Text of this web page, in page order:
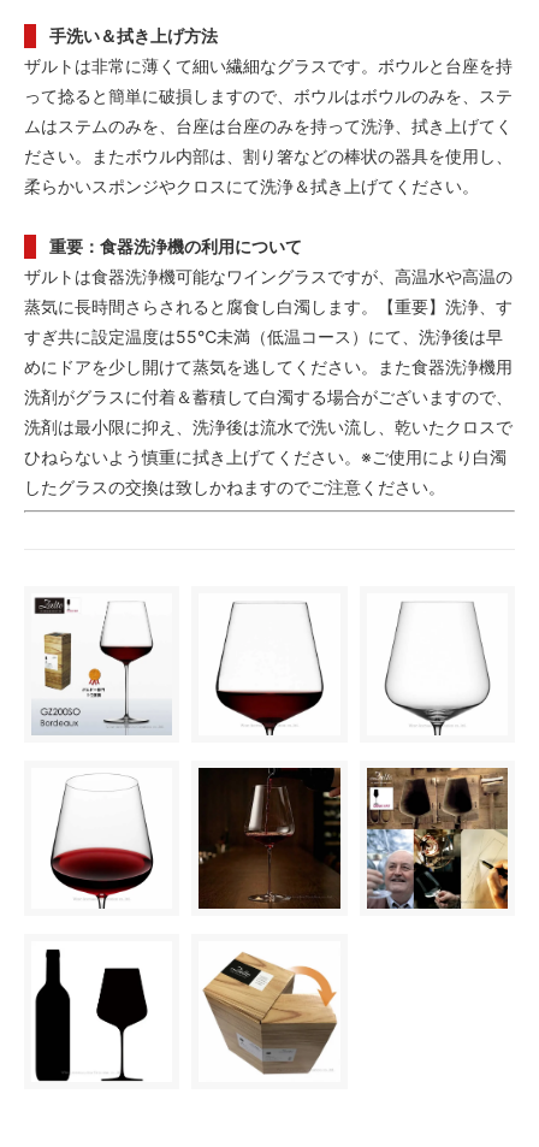
手洗い＆拭き上げ方法
ザルトは非常に薄くて細い繊細なグラスです。ボウルと台座を持
って捻ると簡単に破損しますので、ボウルはボウルのみを、ステ
ムはステムのみを、台座は台座のみを持って洗浄、拭き上げてく
ださい。またボウル内部は、割り箸などの棒状の器具を使用し、
柔らかいスポンジやクロスにて洗浄＆拭き上げてください。
重要：食器洗浄機の利用について
ザルトは食器洗浄機可能なワイングラスですが、高温水や高温の
蒸気に長時間さらされると腐食し白濁します。【重要】洗浄、す
すぎ共に設定温度は55℃未満（低温コース）にて、洗浄後は早
めにドアを少し開けて蒸気を逃してください。また食器洗浄機用
洗剤がグラスに付着＆蓄積して白濁する場合がございますので、
洗剤は最小限に抑え、洗浄後は流水で洗い流し、乾いたクロスで
ひねらないよう慎重に拭き上げてください。※ご使用により白濁
したグラスの交換は致しかねますのでご注意ください。